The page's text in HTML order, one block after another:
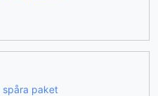
spåra paket